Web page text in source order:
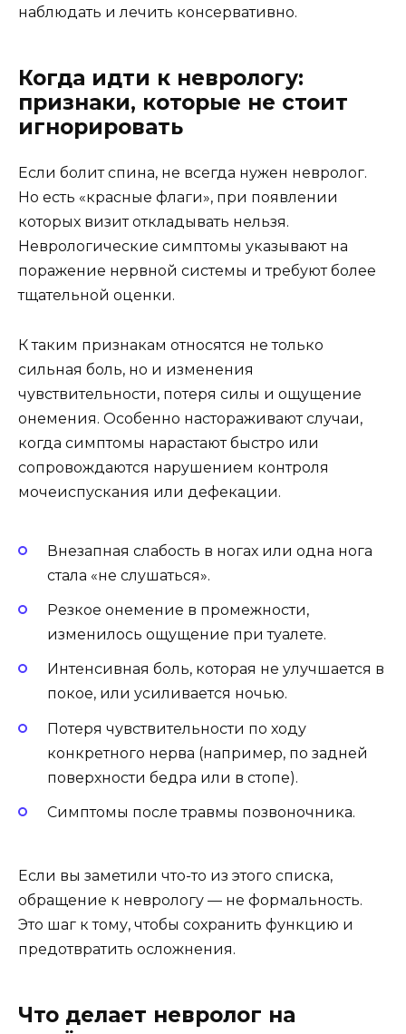
наблюдать и лечить консервативно.
Когда идти к неврологу:
признаки, которые не стоит
игнорировать
Если болит спина, не всегда нужен невролог.
Но есть «красные флаги», при появлении
которых визит откладывать нельзя.
Неврологические симптомы указывают на
поражение нервной системы и требуют более
тщательной оценки.
К таким признакам относятся не только
сильная боль, но и изменения
чувствительности, потеря силы и ощущение
онемения. Особенно настораживают случаи,
когда симптомы нарастают быстро или
сопровождаются нарушением контроля
мочеиспускания или дефекации.
Внезапная слабость в ногах или одна нога
стала «не слушаться».
Резкое онемение в промежности,
изменилось ощущение при туалете.
Интенсивная боль, которая не улучшается в
покое, или усиливается ночью.
Потеря чувствительности по ходу
конкретного нерва (например, по задней
поверхности бедра или в стопе).
Симптомы после травмы позвоночника.
Если вы заметили что-то из этого списка,
обращение к неврологу — не формальность.
Это шаг к тому, чтобы сохранить функцию и
предотвратить осложнения.
Что делает невролог на